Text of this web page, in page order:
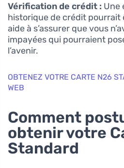
Vérification de crédit : Une
historique de crédit pourrait
aide à s’assurer que vous
impayées qui pourraient
l’avenir.
OBTENEZ VOTRE CARTE N26
WEB
Comment
obtenir votre
Standard